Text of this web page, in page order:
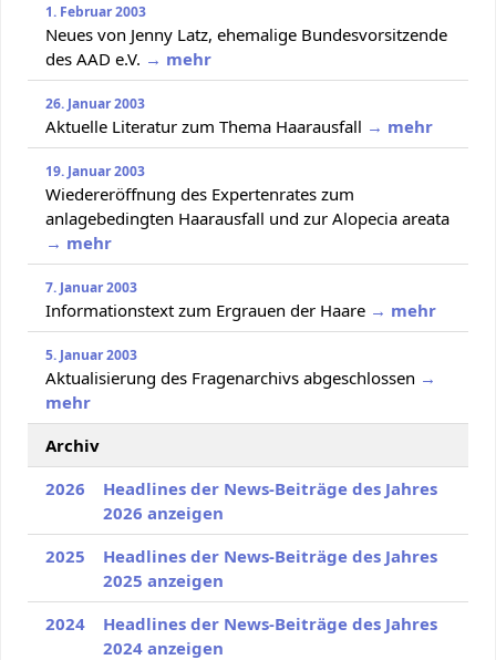
1. Februar 2003
Neues von Jenny Latz, ehemalige Bundesvorsitzende
des AAD e.V. → mehr
26. Januar 2003
Aktuelle Literatur zum Thema Haarausfall → mehr
19. Januar 2003
Wiedereröffnung des Expertenrates zum
anlagebedingten Haarausfall und zur Alopecia areata
→ mehr
7. Januar 2003
Informationstext zum Ergrauen der Haare → mehr
5. Januar 2003
Aktualisierung des Fragenarchivs abgeschlossen →
mehr
Archiv
2026
Headlines der News-Beiträge des Jahres
2026 anzeigen
2025
Headlines der News-Beiträge des Jahres
2025 anzeigen
2024
Headlines der News-Beiträge des Jahres
2024 anzeigen